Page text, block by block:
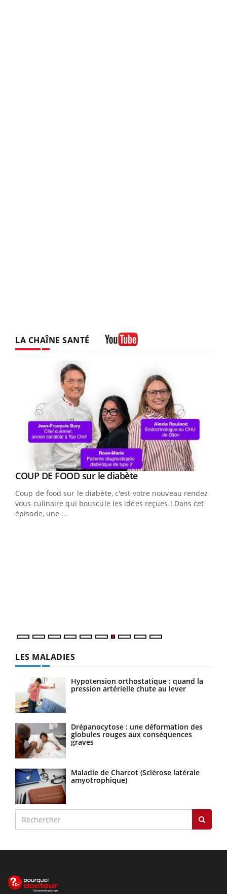
LA CHAÎNE SANTÉ
Youtube
COUP DE FOOD sur le diabèteYoutube
Coup de food sur le diabète, c'est votre nouveau rendez-
vous culinaire qui bouscule les idées reçues ! Dans cet
épisode, une ...
LES MALADIES
Hypotension orthostatique : quand la
pression artérielle chute au lever
Drépanocytose : une déformation des
globules rouges aux conséquences
graves
Maladie de Charcot (Sclérose latérale
amyotrophique)